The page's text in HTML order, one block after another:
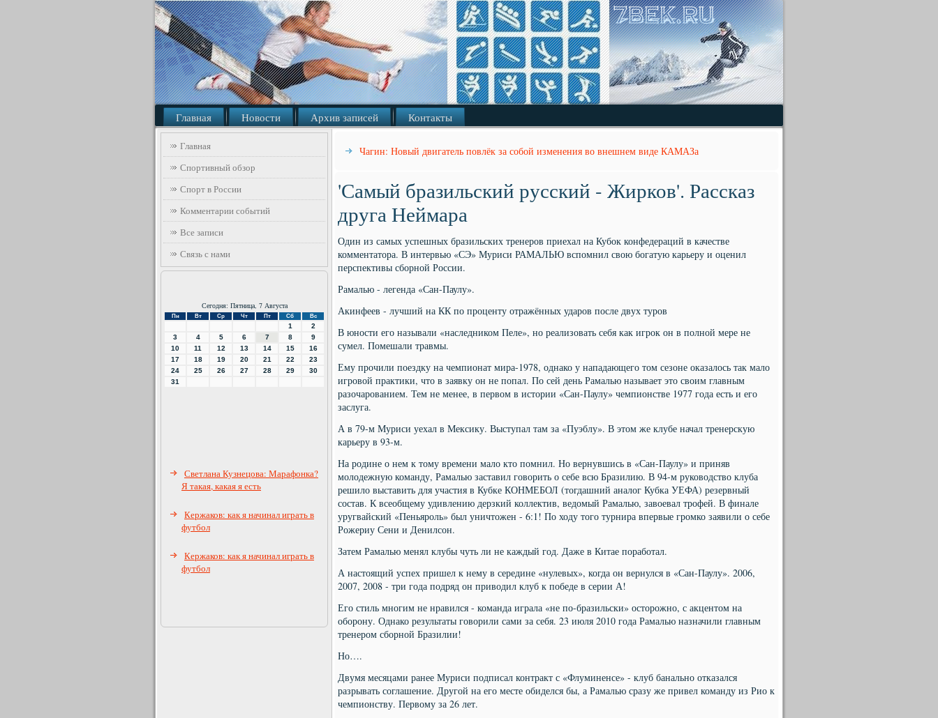
Главная Новости Архив записей Контакты
Главная
Спортивный обзор
Спорт в России
Комментарии событий
Все записи
Связь с нами
Сегодня: Пятница, 7 Августа
Пн Вт Ср Чт Пт Сб Вс
1
2
3
4 5 6 7 8
9
10
11 12 13 14 15
16
17
18 19 20 21 22
23
24
25 26 27 28 29
30
31
Светлана Кузнецова: Марафонка?
Я такая, какая я есть
Кержаков: как я начинал играть в
футбол
Кержаков: как я начинал играть в
футбол
Чагин: Новый двигатель повлёк за собой изменения во внешнем виде КАМАЗа
'Самый бразильский русский - Жирков'. Рассказ
друга Неймара
Один из самых успешных бразильских тренеров приехал на Кубок конфедераций в качестве
комментатора. В интервью «СЭ» Муриси РАМАЛЬЮ вспомнил свою богатую карьеру и оценил
перспективы сборной России.
Рамалью - легенда «Сан-Паулу».
Акинфеев - лучший на КК по проценту отражённых ударов после двух туров
В юности его называли «наследником Пеле», но реализовать себя как игрок он в полной мере не
сумел. Помешали травмы.
Ему прочили поездку на чемпионат мира-1978, однако у нападающего том сезоне оказалось так мало
игровой практики, что в заявку он не попал. По сей день Рамалью называет это своим главным
разочарованием. Тем не менее, в первом в истории «Сан-Паулу» чемпионстве 1977 года есть и его
заслуга.
А в 79-м Муриси уехал в Мексику. Выступал там за «Пуэблу». В этом же клубе начал тренерскую
карьеру в 93-м.
На родине о нем к тому времени мало кто помнил. Но вернувшись в «Сан-Паулу» и приняв
молодежную команду, Рамалью заставил говорить о себе всю Бразилию. В 94-м руководство клуба
решило выставить для участия в Кубке КОНМЕБОЛ (тогдашний аналог Кубка УЕФА) резервный
состав. К всеобщему удивлению дерзкий коллектив, ведомый Рамалью, завоевал трофей. В финале
уругвайский «Пеньяроль» был уничтожен - 6:1! По ходу того турнира впервые громко заявили о себе
Рожериу Сени и Денилсон.
Затем Рамалью менял клубы чуть ли не каждый год. Даже в Китае поработал.
А настоящий успех пришел к нему в середине «нулевых», когда он вернулся в «Сан-Паулу». 2006,
2007, 2008 - три года подряд он приводил клуб к победе в серии А!
Его стиль многим не нравился - команда играла «не по-бразильски» осторожно, с акцентом на
оборону. Однако результаты говорили сами за себя. 23 июля 2010 года Рамалью назначили главным
тренером сборной Бразилии!
Но….
Двумя месяцами ранее Муриси подписал контракт с «Флуминенсе» - клуб банально отказался
разрывать соглашение. Другой на его месте обиделся бы, а Рамалью сразу же привел команду из Рио к
чемпионству. Первому за 26 лет.